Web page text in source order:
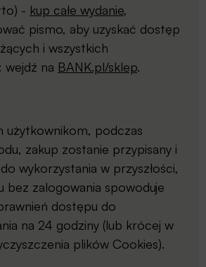
- kup całe wydanie,
pismo, aby uzyskać dostęp
i wszystkich
wejdź na BANK.pl/sklep.
użytkownikom, podczas
zakup zostanie przypisany i
wykorzystania w przyszłości,
bez zalogowania spowoduje
dostępu do
na 24 godziny (lub krócej w
plików Cookies).